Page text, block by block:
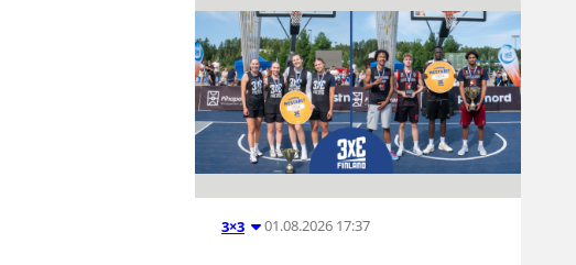
3×3 01.08.2026 17:37